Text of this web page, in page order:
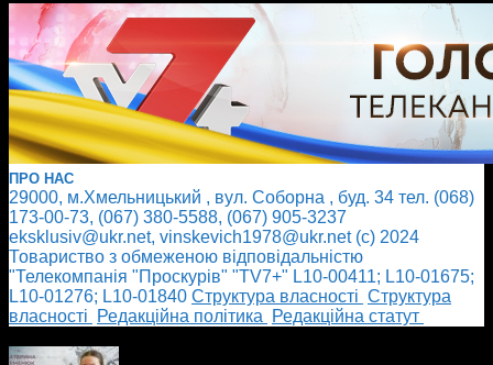
ПРО НАС
29000, м.Хмельницький , вул. Соборна , буд. 34 тел. (068)
173-00-73, (067) 380-5588, (067) 905-3237
eksklusiv@ukr.net, vinskevich1978@ukr.net (с) 2024
Товариство з обмеженою відповідальністю
"Телекомпанія "Проскурів" "TV7+" L10-00411; L10-01675;
L10-01276; L10-01840 Cтруктура власності Cтруктура
власності
Редакційна політика
Редакційна статут